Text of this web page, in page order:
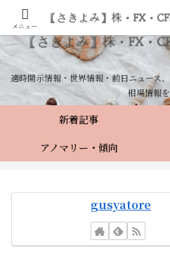
適時開示情報・世界情報・前日ニュース
相場情報
新着記事
アノマリー・傾向
gusyatore
メニュー